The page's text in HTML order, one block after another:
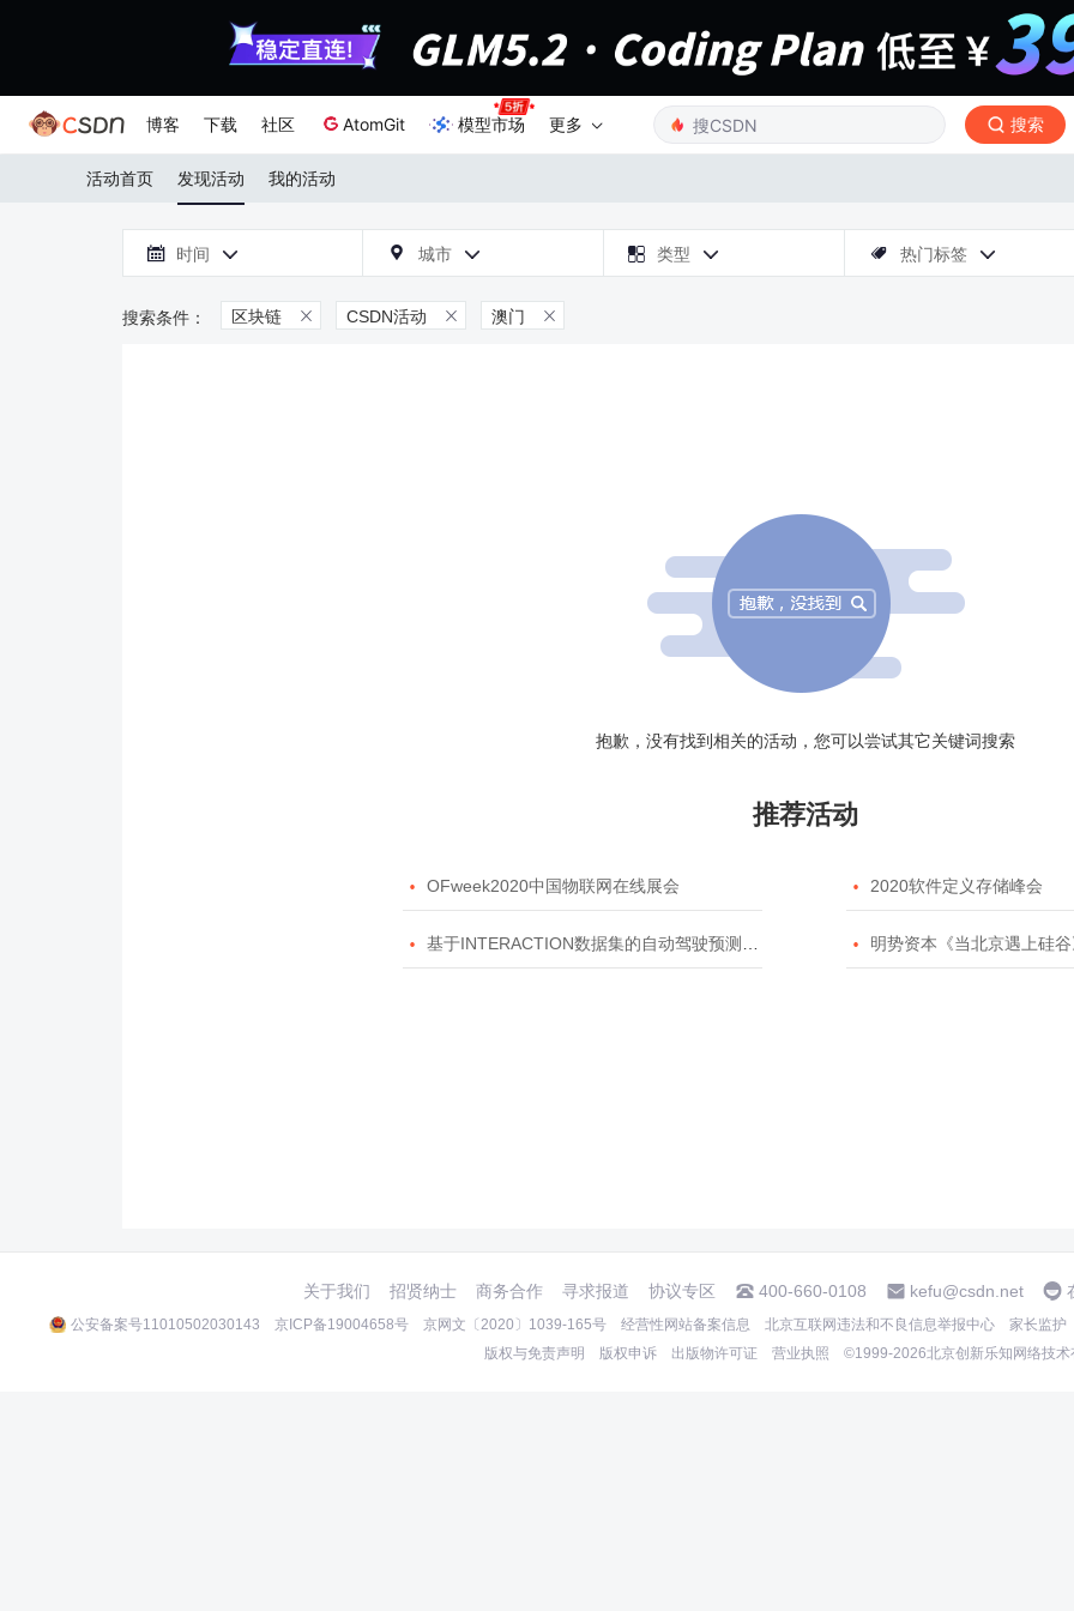
博客 下载 社区 AtomGit 模型市场 更多 搜索
活动首页 发现活动 我的活动
 时间   城市   类型   热门标签 
区块链  CSDN活动  澳门 
抱歉，没有找到相关的活动，您可以尝试其它关键词搜索
推荐活动
 OFweek2020中国物联网在线展会  2020软件定义存储峰会
 基于INTERACTION数据集的自动驾驶预测模型挑战赛  明势资本《当北京遇上硅谷》系列
关于我们 招贤纳士 商务合作 寻求报道 协议专区 400-660-0108 kefu@csdn.net
公安备案号11010502030143 京ICP备19004658号 京网文〔2020〕1039-165号 经营性网站备案信息 北京互联网违法和不良信息举报中心 家长监护
版权与免责声明
版权申诉 出版物许可证 营业执照 ©1999-2026北京创新乐知网络技术